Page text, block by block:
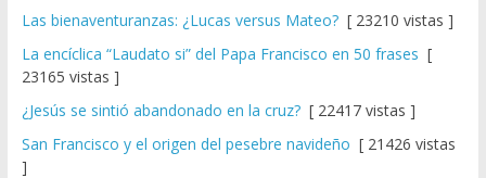
Las bienaventuranzas: ¿Lucas versus Mateo?[ 23210 vistas ]
La encíclica “Laudato si” del Papa Francisco en 50 frases [
23165 vistas ]
¿Jesús se sintió abandonado en la cruz?[ 22417 vistas ]
San Francisco y el origen del pesebre navideño [ 21426 vistas
]